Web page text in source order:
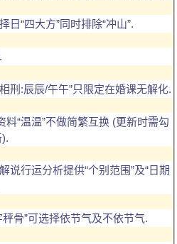
日“四大方”同时排除“冲山”.
刑:辰辰/午午”只限定在婚课无解化.
料“温温”不做简繁互换 (更新时需勾
说行运分析提供“个别范围”及“日期
秤骨”可选择依节气及不依节气.